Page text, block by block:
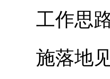
工作思
施落地